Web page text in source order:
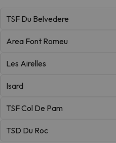
TSF Du Belvedere
Area Font Romeu
Les Airelles
Isard
TSF Col De Pam
TSD Du Roc